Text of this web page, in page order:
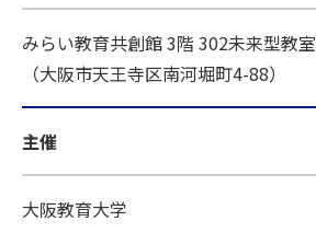
みらい教育共創館 3階 302未来型教室
（大阪市天王寺区南河堀町4-88）
主催
大阪教育大学